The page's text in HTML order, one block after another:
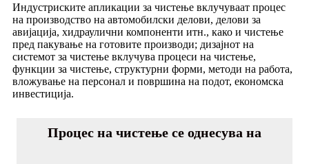
Индустриските апликации за чистење вклучуваат процес
на производство на автомобилски делови, делови за
авијација, хидраулични компоненти итн., како и чистење
пред пакување на готовите производи; дизајнот на
системот за чистење вклучува процеси на чистење,
функции за чистење, структурни форми, методи на работа,
вложување на персонал и површина на подот, економска
инвестиција.
Процес на чистење се однесува на